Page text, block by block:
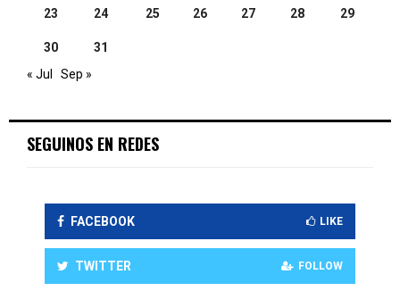
23 24 25 26 27 28 29
30
31
« Jul
Sep »
SEGUINOS EN REDES
FACEBOOK LIKE
TWITTER FOLLOW